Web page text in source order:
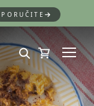
PORUČITE